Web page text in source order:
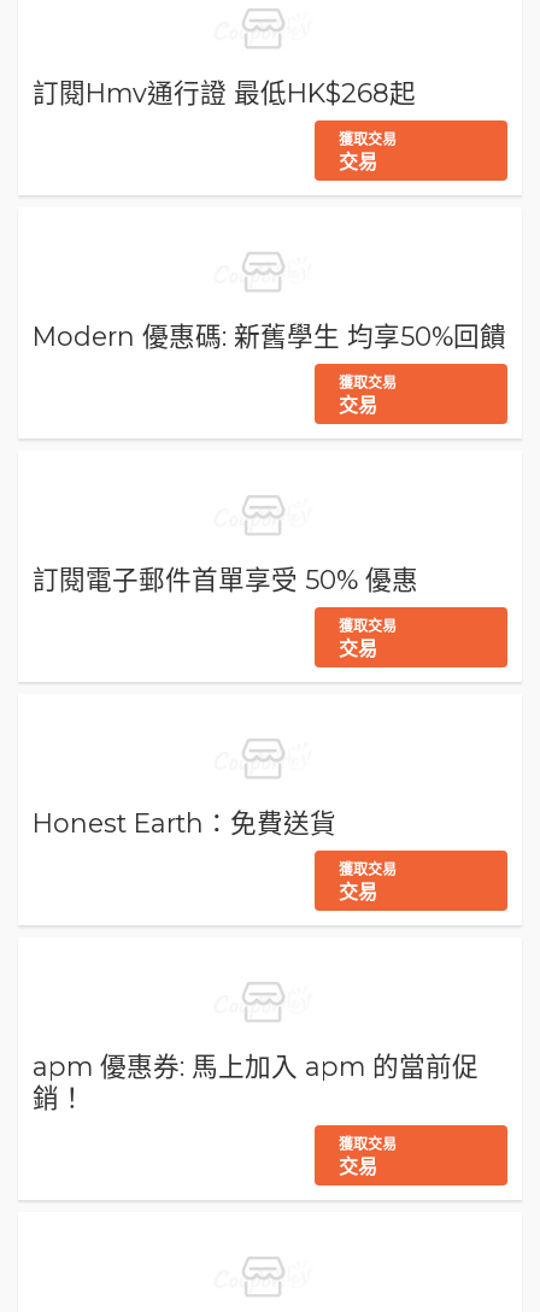
訂閱Hmv通行證 最低HK$268起
獲取交易
交易
Modern 優惠碼: 新舊學生 均享50%回饋
獲取交易
交易
訂閱電子郵件首單享受 50% 優惠
獲取交易
交易
Honest Earth：免費送貨
獲取交易
交易
apm 優惠券: 馬上加入 apm 的當前促
銷！
獲取交易
交易